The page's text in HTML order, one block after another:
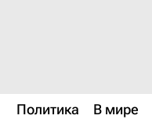
Политика В мире